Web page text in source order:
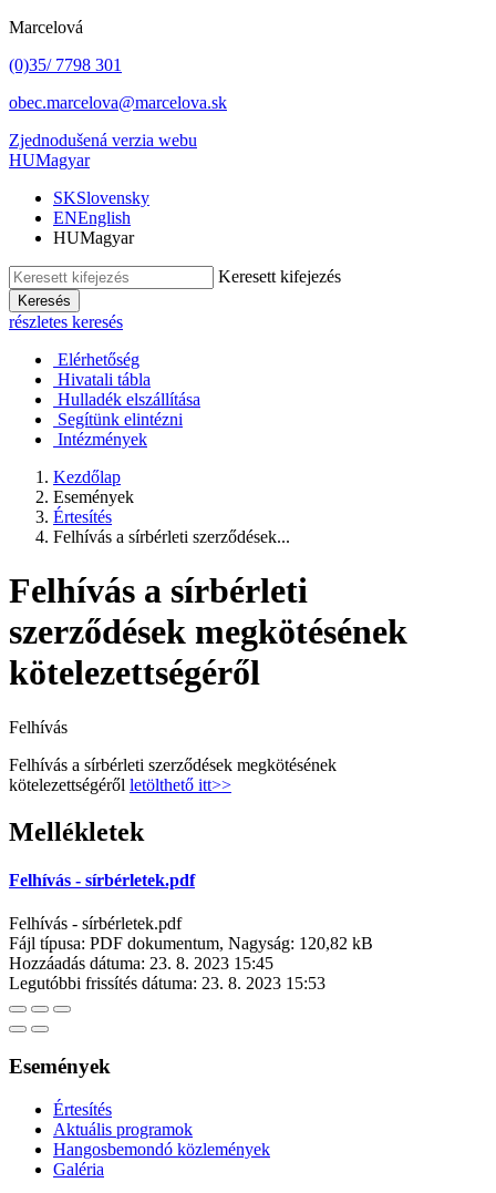
Marcelová
(0)35/ 7798 301
obec.marcelova@marcelova.sk
Zjednodušená verzia webu
HUMagyar
SKSlovensky
ENEnglish
HUMagyar
Keresett kifejezés
Keresés
részletes keresés
Elérhetőség
Hivatali tábla
Hulladék elszállítása
Segítünk elintézni
Intézmények
Kezdőlap
Események
Értesítés
Felhívás a sírbérleti szerződések...
Felhívás a sírbérleti
szerződések megkötésének
kötelezettségéről
Felhívás
Felhívás a sírbérleti szerződések megkötésének
kötelezettségéről letölthető itt>>
Mellékletek
Felhívás - sírbérletek.pdf
Felhívás - sírbérletek.pdf
Fájl típusa: PDF dokumentum, Nagyság: 120,82 kB
Hozzáadás dátuma: 23. 8. 2023 15:45
Legutóbbi frissítés dátuma: 23. 8. 2023 15:53
Események
Értesítés
Aktuális programok
Hangosbemondó közlemények
Galéria